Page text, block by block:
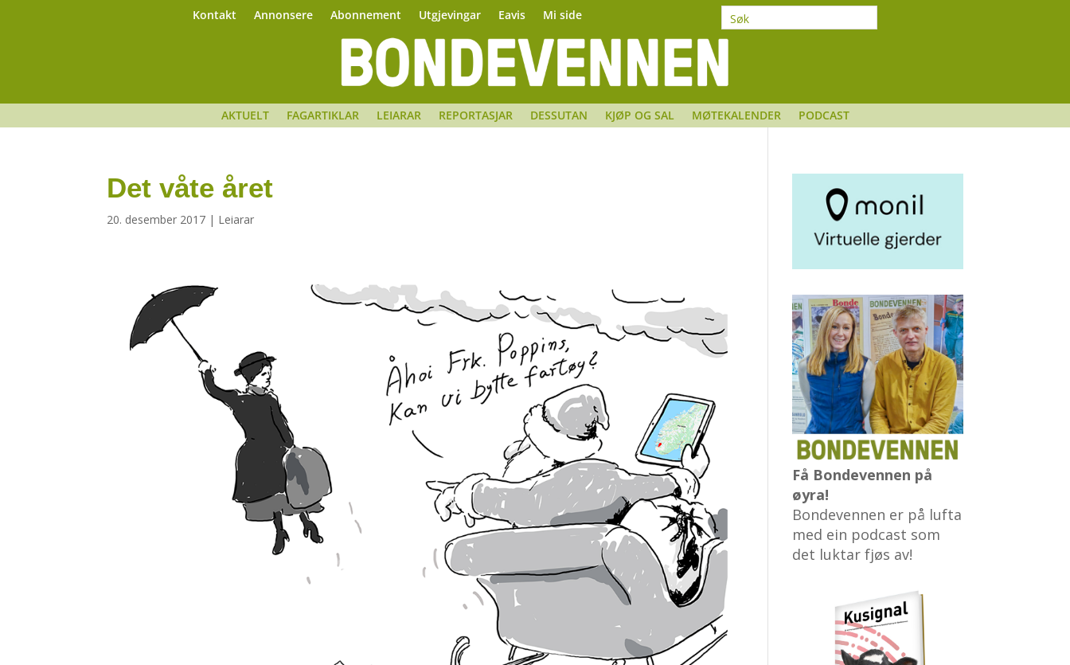
Kontakt Annonsere Abonnement Utgjevingar Eavis Mi side
AKTUELT FAGARTIKLAR LEIARAR REPORTASJAR DESSUTAN KJØP OG SAL MØTEKALENDER PODCAST
Det våte året
20. desember 2017 | Leiarar
Få Bondevennen på
øyra!
Bondevennen er på lufta
med ein podcast som
det luktar fjøs av!